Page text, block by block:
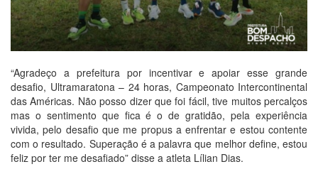
“Agradeço a prefeitura por incentivar e apoiar esse grande
desafio, Ultramaratona – 24 horas, Campeonato Intercontinental
das Américas. Não posso dizer que foi fácil, tive muitos percalços
mas o sentimento que fica é o de gratidão, pela experiência
vivida, pelo desafio que me propus a enfrentar e estou contente
com o resultado. Superação é a palavra que melhor define, estou
feliz por ter me desafiado” disse a atleta Lílian Dias.